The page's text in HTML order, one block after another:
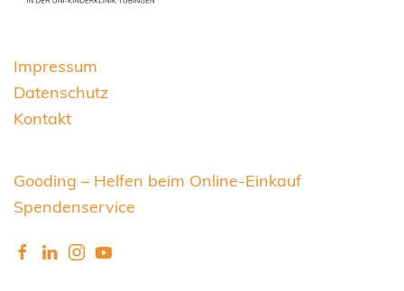
Impressum
Datenschutz
Kontakt
Gooding – Helfen beim Online-Einkauf
Spendenservice